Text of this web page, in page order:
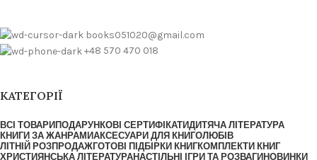
books051020@gmail.com
+48 570 470 018
КАТЕГОРІЇ
ВСІ ТОВАРИ ПОДАРУНКОВІ СЕРТИФІКАТИДИТЯЧА ЛІТЕРАТУРА
КНИГИ ЗА ЖАНРАМИАКСЕСУАРИ ДЛЯ КНИГОЛЮБІВ
ЛІТНІЙ РОЗПРОДАЖГОТОВІ ПІДБІРКИ КНИГКОМПЛЕКТИ КНИГ
ХРИСТИЯНСЬКА ЛІТЕРАТУРАНАСТІЛЬНІ ІГРИ ТА РОЗВАГИ НОВИНКИ